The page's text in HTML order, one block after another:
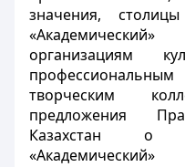
значения,
организациям
творческим
предложения
Казахстан о